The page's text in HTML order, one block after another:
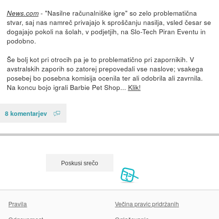
News.com- "Nasilne računalniške igre" so zelo problematična
stvar, saj nas namreč privajajo k sproščanju nasilja, vsled česar se
dogajajo pokoli na šolah, v podjetjih, na Slo-Tech Piran Eventu in
podobno.
Še bolj kot pri otrocih pa je to problematično pri zapornikih. V
avstralskih zaporih so zatorej prepovedali vse naslove; vsakega
posebej bo posebna komisija ocenila ter ali odobrila ali zavrnila.
Na koncu bojo igrali Barbie Pet Shop... Klik!
8 komentarjev
Pravila
Večina pravic pridržanih